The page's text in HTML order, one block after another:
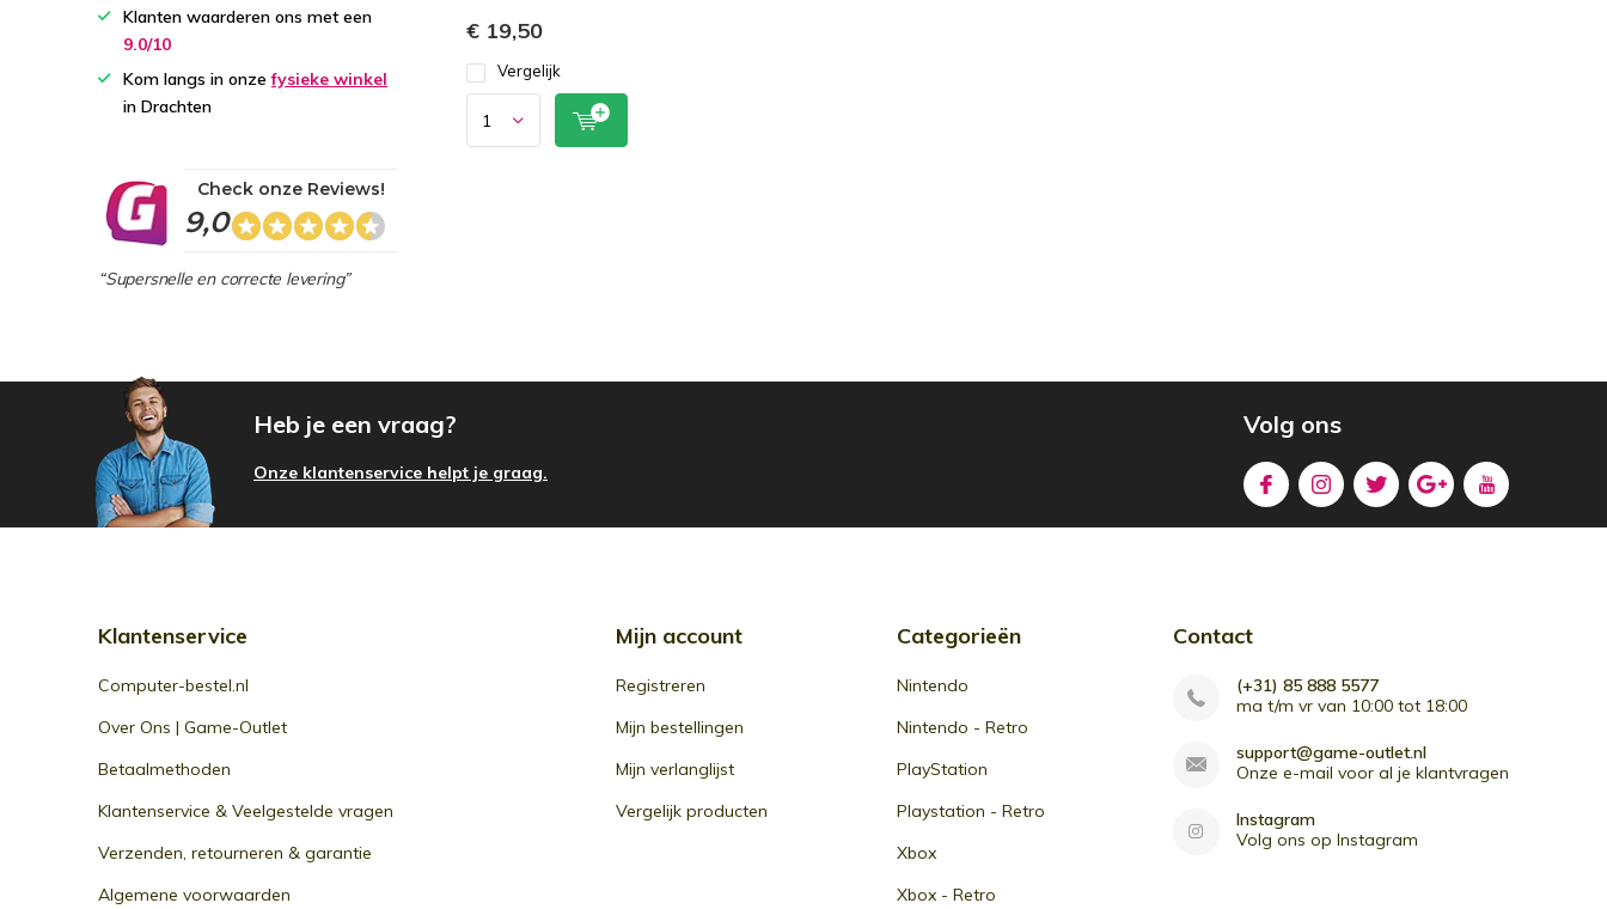
€ 19,50
Vergelijk
Klanten waarderen ons met een
9.0/10
Kom langs in onzefysieke winkel
in Drachten
9,0
Check onze Reviews!
“Supersnelle en correcte levering”
Heb je een vraag?
Onze klantenservice helpt je graag.
Volg ons
Klantenservice
Computer-bestel.nl
Over Ons | Game-Outlet
Betaalmethoden
Klantenservice & Veelgestelde vragen
Verzenden, retourneren & garantie
Algemene voorwaarden
Mijn account
Registreren
Mijn bestellingen
Mijn verlanglijst
Vergelijk producten
Categorieën
Nintendo
Nintendo - Retro
PlayStation
Playstation - Retro
Xbox
Xbox - Retro
Contact
(+31) 85 888 5577
ma t/m vr van 10:00 tot 18:00
support@game-outlet.nl
Onze e-mail voor al je klantvragen
Instagram
Volg ons op Instagram